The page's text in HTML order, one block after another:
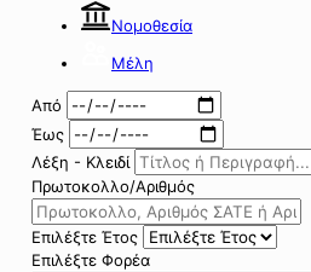
Νομοθεσία
Μέλη
Από
Έως
Λέξη - Κλειδί
Πρωτοκολλο/Αριθμός
Επιλέξτε Έτος
Επιλέξτε Φορέα